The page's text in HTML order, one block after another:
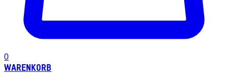
0
WARENKORB